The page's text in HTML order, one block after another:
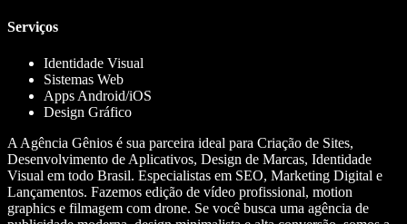
Serviços
Identidade Visual
Sistemas Web
Apps Android/iOS
Design Gráfico
A Agência Gênios é sua parceira ideal para Criação de Sites,
Desenvolvimento de Aplicativos, Design de Marcas, Identidade
Visual em todo Brasil. Especialistas em SEO, Marketing Digital e
Lançamentos. Fazemos edição de vídeo profissional, motion
graphics e filmagem com drone. Se você busca uma agência de